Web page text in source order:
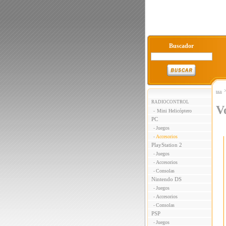
Buscador
RADIOCONTROL
- Mini Helicóptero
PC
- Juegos
- Accesorios
PlayStation 2
- Juegos
- Accesorios
- Consolas
Nintendo DS
- Juegos
- Accesorios
- Consolas
PSP
- Juegos
Inicio >